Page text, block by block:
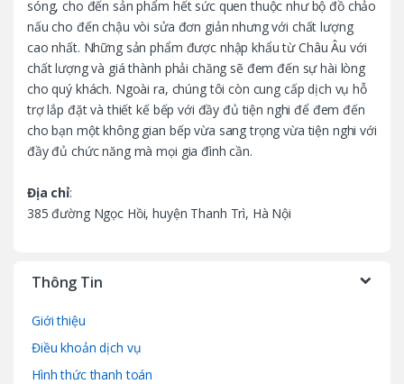
sóng, cho đến sản phẩm hết sức quen thuộc như bộ đồ chảo
nấu cho đến chậu vòi sửa đơn giản nhưng với chất lượng
cao nhất. Những sản phẩm được nhập khẩu từ Châu Âu với
chất lượng và giá thành phải chăng sẽ đem đến sự hài lòng
cho quý khách. Ngoài ra, chúng tôi còn cung cấp dịch vụ hỗ
trợ lắp đặt và thiết kế bếp với đầy đủ tiện nghi để đem đến
cho bạn một không gian bếp vừa sang trọng vừa tiện nghi với
đầy đủ chức năng mà mọi gia đình cần.
Địa chỉ:
385 đường Ngọc Hồi, huyện Thanh Trì, Hà Nội
Thông Tin
Giới thiệu
Điều khoản dịch vụ
Hình thức thanh toán